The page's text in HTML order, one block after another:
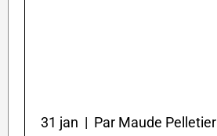
31 jan | Par Maude Pelletier